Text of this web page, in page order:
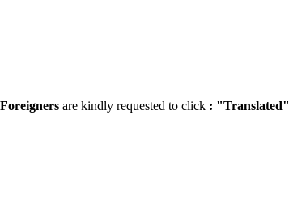
Foreigners are kindly requested to click : "Translated"